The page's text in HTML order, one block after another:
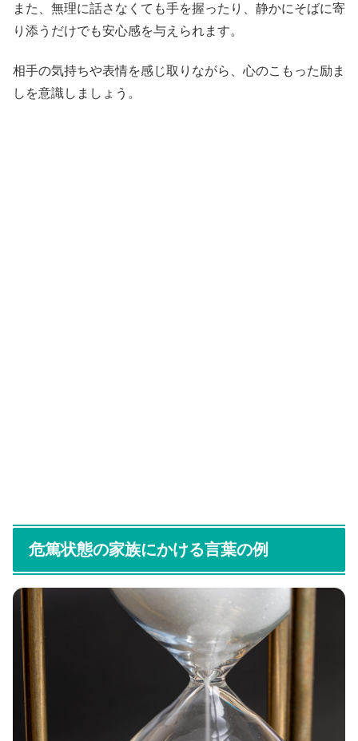
また、無理に話さなくても手を握ったり、静かにそばに寄
り添うだけでも安心感を与えられます。
相手の気持ちや表情を感じ取りながら、心のこもった励ま
しを意識しましょう。
危篤状態の家族にかける言葉の例